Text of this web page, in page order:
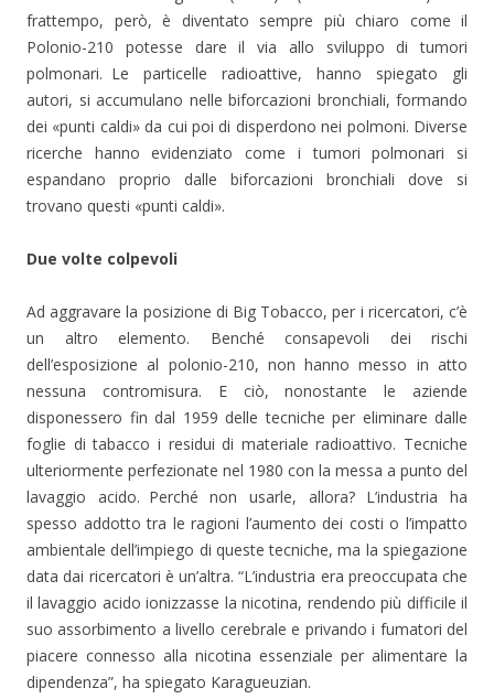
frattempo, però, è diventato sempre più chiaro come il
Polonio-210 potesse dare il via allo sviluppo di tumori
polmonari. Le particelle radioattive, hanno spiegato gli
autori, si accumulano nelle biforcazioni bronchiali, formando
dei «punti caldi» da cui poi di disperdono nei polmoni. Diverse
ricerche hanno evidenziato come i tumori polmonari si
espandano proprio dalle biforcazioni bronchiali dove si
trovano questi «punti caldi».
Due volte colpevoli
Ad aggravare la posizione di Big Tobacco, per i ricercatori, c’è
un altro elemento. Benché consapevoli dei rischi
dell’esposizione al polonio-210, non hanno messo in atto
nessuna contromisura. E ciò, nonostante le aziende
disponessero fin dal 1959 delle tecniche per eliminare dalle
foglie di tabacco i residui di materiale radioattivo. Tecniche
ulteriormente perfezionate nel 1980 con la messa a punto del
lavaggio acido. Perché non usarle, allora? L’industria ha
spesso addotto tra le ragioni l’aumento dei costi o l’impatto
ambientale dell’impiego di queste tecniche, ma la spiegazione
data dai ricercatori è un’altra. “L’industria era preoccupata che
il lavaggio acido ionizzasse la nicotina, rendendo più difficile il
suo assorbimento a livello cerebrale e privando i fumatori del
piacere connesso alla nicotina essenziale per alimentare la
dipendenza”, ha spiegato Karagueuzian.